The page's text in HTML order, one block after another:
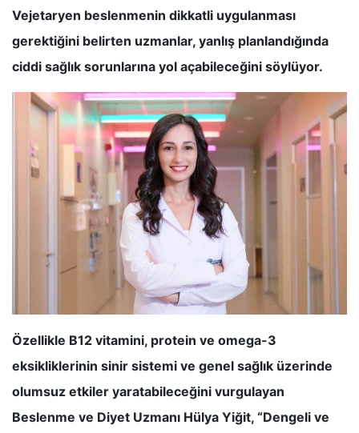
Vejetaryen beslenmenin dikkatli uygulanması
gerektiğini belirten uzmanlar, yanlış planlandığında
ciddi sağlık sorunlarına yol açabileceğini söylüyor.
Özellikle B12 vitamini, protein ve omega-3
eksikliklerinin sinir sistemi ve genel sağlık üzerinde
olumsuz etkiler yaratabileceğini vurgulayan
Beslenme ve Diyet Uzmanı Hülya Yiğit, “Dengeli ve